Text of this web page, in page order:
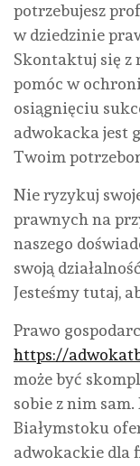
potrzebujesz
w dziedzinie
Skontaktuj się z
pomóc w
osiągnięciu
adwokacka jest
Twoim
Nie ryzykuj
prawnych na
naszego
swoją
Jesteśmy tutaj,
Prawo
https://
może być
sobie z nim
Białymstoku
adwokackie dla